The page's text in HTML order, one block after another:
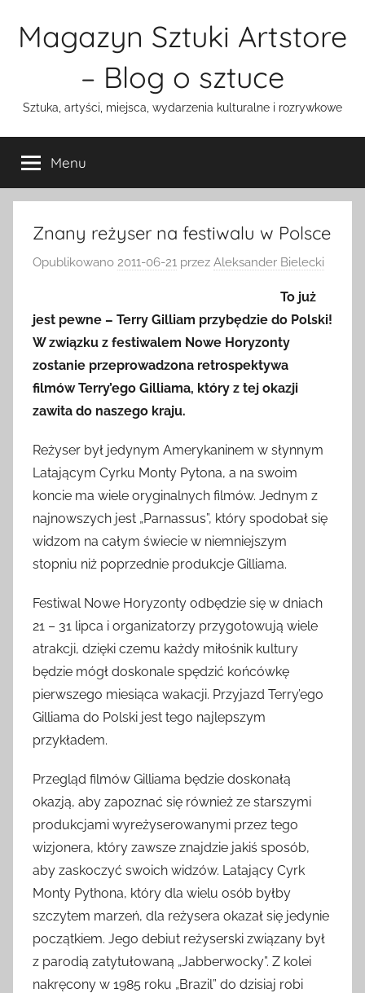
Magazyn Sztuki Artstore
– Blog o sztuce
Sztuka, artyści, miejsca, wydarzenia kulturalne i rozrywkowe
Menu
Znany reżyser na festiwalu w Polsce
Opublikowano 2011-06-21 przez Aleksander Bielecki
To już
jest pewne – Terry Gilliam przybędzie do Polski!
W związku z festiwalem Nowe Horyzonty
zostanie przeprowadzona retrospektywa
filmów Terry’ego Gilliama, który z tej okazji
zawita do naszego kraju.
Reżyser był jedynym Amerykaninem w słynnym
Latającym Cyrku Monty Pytona, a na swoim
koncie ma wiele oryginalnych filmów. Jednym z
najnowszych jest „Parnassus”, który spodobał się
widzom na całym świecie w niemniejszym
stopniu niż poprzednie produkcje Gilliama.
Festiwal Nowe Horyzonty odbędzie się w dniach
21 – 31 lipca i organizatorzy przygotowują wiele
atrakcji, dzięki czemu każdy miłośnik kultury
będzie mógł doskonale spędzić końcówkę
pierwszego miesiąca wakacji. Przyjazd Terry’ego
Gilliama do Polski jest tego najlepszym
przykładem.
Przegląd filmów Gilliama będzie doskonałą
okazją, aby zapoznać się również ze starszymi
produkcjami wyreżyserowanymi przez tego
wizjonera, który zawsze znajdzie jakiś sposób,
aby zaskoczyć swoich widzów. Latający Cyrk
Monty Pythona, który dla wielu osób byłby
szczytem marzeń, dla reżysera okazał się jedynie
początkiem. Jego debiut reżyserski związany był
z parodią zatytułowaną „Jabberwocky”. Z kolei
nakręcony w 1985 roku „Brazil” do dzisiaj robi